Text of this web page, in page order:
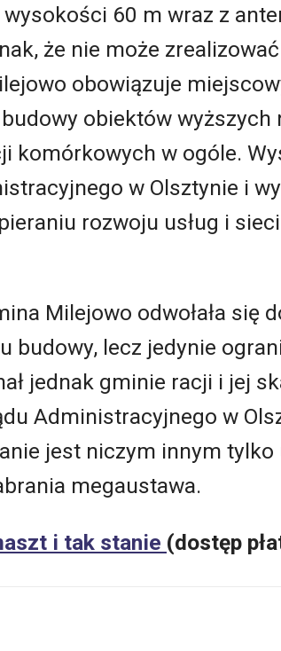
60 m wraz z
że nie może
obowiązuje
obiektów wyższych
komórkowych w ogóle.
w Olsztynie i
rozwoju usług i
Milejowo odwołała się
budowy, lecz jedynie
jednak gminie racji i jej
Administracyjnego w
jest niczym innym
megaustawa.
i tak stanie (dostęp